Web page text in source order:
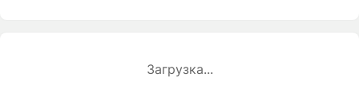
Загрузка...